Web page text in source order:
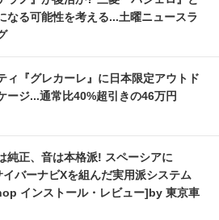
なる可能性を考える...土曜ニュースラ
ィ『グレカーレ』に日本限定アウトド
ージ...通常比40%超引きの46万円
純正、音は本格派! スペーシアに
イバーナビXを組んだ実用派システム
インストール・レビュー]by 東京車